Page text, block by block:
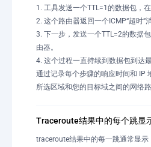
1. 工具发送一个TTL=1的数据包，
2. 这个路由器返回一个ICMP“超时”
3. 下一步，发送一个TTL=2的数据
由器。
4. 这个过程一直持续到数据包到达最
通过记录每个步骤的响应时间和 IP
所选区域和您的目标域之间的网络
Traceroute结果中的每个跳显
traceroute结果中的每一跳通常显示